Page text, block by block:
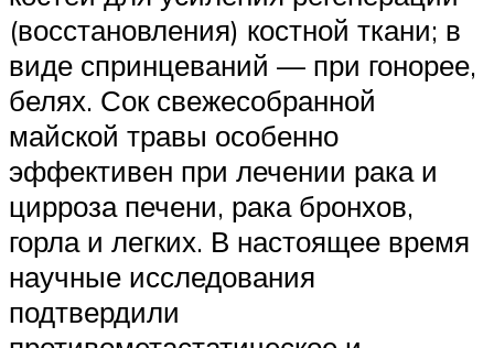
(восстановления) костной ткани; в
виде спринцеваний — при гонорее,
белях. Сок свежесобранной
майской травы особенно
эффективен при лечении рака и
цирроза печени, рака бронхов,
горла и легких. В настоящее время
научные исследования
подтвердили